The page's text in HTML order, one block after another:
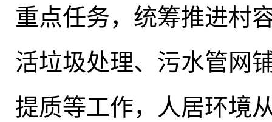
重点任务，统筹推进村
活垃圾处理、污水管网
提质等工作，
人居环境